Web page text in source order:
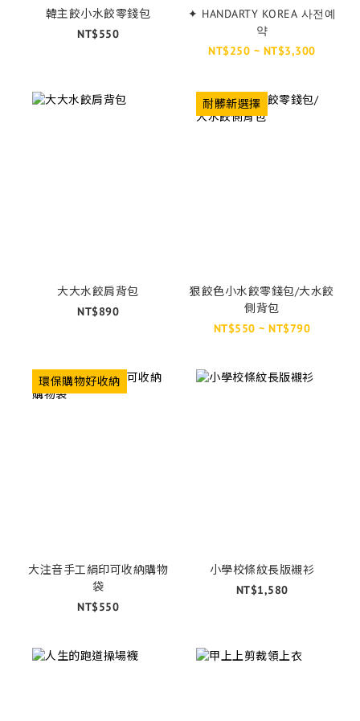
韓主餃小水餃零錢包
NT$550
✦ HANDARTY KOREA 사전예
약
NT$250 ~ NT$3,300
大大水餃肩背包
NT$890
耐髒新選擇
狠餃色小水餃零錢包/大水餃
側背包
NT$550 ~ NT$790
環保購物好收納
大注音手工絹印可收納購物
袋
NT$550
小學校條紋長版襯衫
NT$1,580